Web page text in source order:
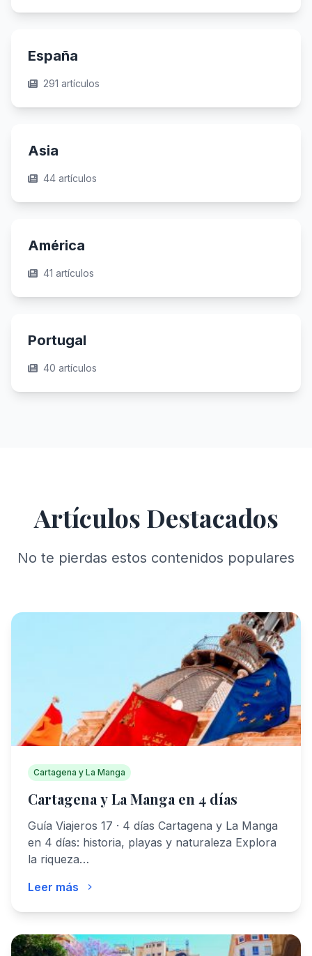
España
291 artículos
Asia
44 artículos
América
41 artículos
Portugal
40 artículos
Artículos Destacados
No te pierdas estos contenidos populares
Cartagena y La Manga
Cartagena y La Manga en 4 días
Guía Viajeros 17 · 4 días Cartagena y La Manga
en 4 días: historia, playas y naturaleza Explora
la riqueza…
Leer más